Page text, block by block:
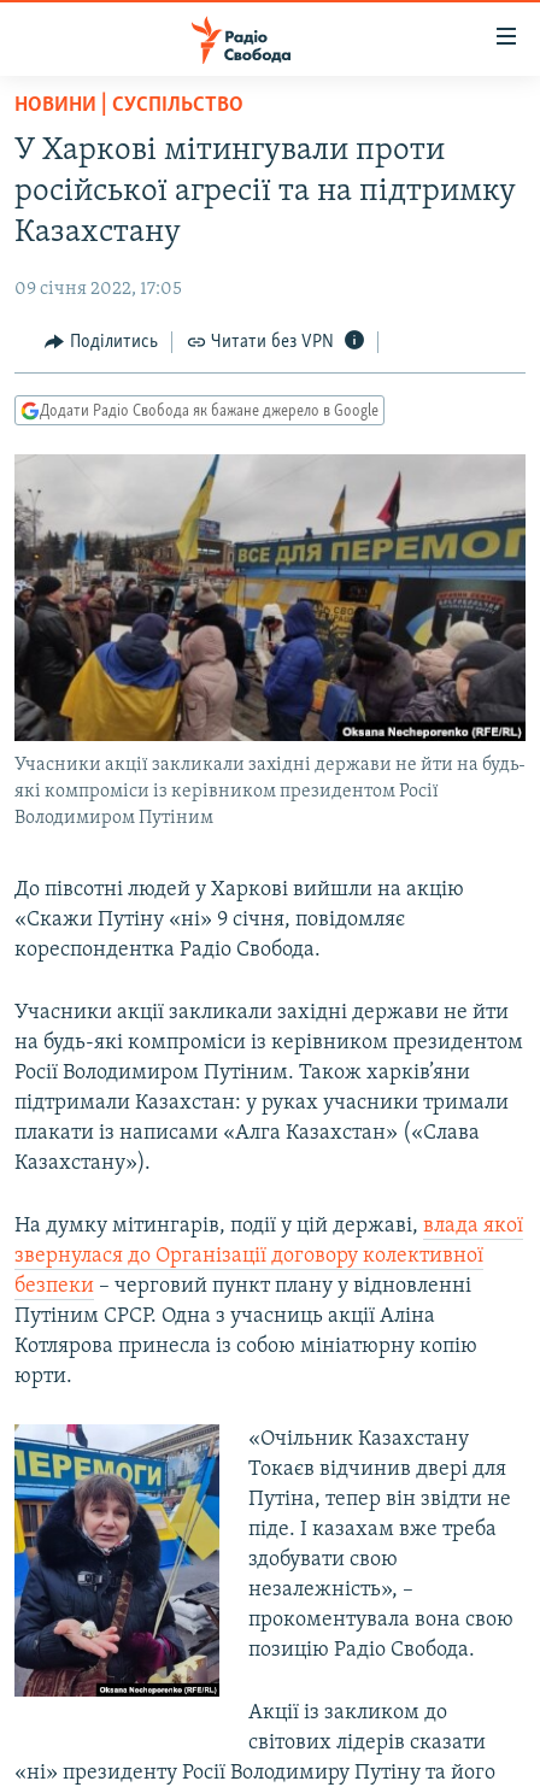
Перейти
основного
матеріалу
Перейти
до
основної
Перейти
до
пошуку
ВСЕ ЗА ДОБУ
СТАТТІ
СУСПІЛЬСТВО
РОСІЙСЬКА «ФІЛЬТРАЦІЯ»
ДОНБАС.РЕАЛІЇ
ТИ ЯК?
КИТАЙ.ВИКЛИКИ
МУЛЬТИМЕДІА
ФОТО
СПЕЦПРОЄКТИ
ПОДКАСТИ
КРИМ РЕАЛІЇ
РУС
УКР
КТАТ
Усі сайти RFE/RL
НОВИНИ | СУСПІЛЬСТВО
У Харкові мітингували проти
російської агресії та на підтримку
Казахстану
09 січня 2022, 17:05
Поділитись Читати без VPN
Додати Радіо Свобода як бажане джерело в Google
Учасники акції закликали західні держави не йти на будь-
які компроміси із керівником президентом Росії
Володимиром Путіним
До півсотні людей у Харкові вийшли на акцію
«Скажи Путіну «ні» 9 січня, повідомляє
кореспондентка Радіо Свобода.
Учасники акції закликали західні держави не йти
на будь-які компроміси із керівником президентом
Росії Володимиром Путіним. Також харків’яни
підтримали Казахстан: у руках учасники тримали
плакати із написами «Алга Казахстан» («Слава
Казахстану»).
На думку мітингарів, події у цій державі, влада якої
звернулася до Організації договору колективної
безпеки – черговий пункт плану у відновленні
Путіним СРСР. Одна з учасниць акції Аліна
Котлярова принесла із собою мініатюрну копію
юрти.
«Очільник Казахстану
Токаєв відчинив двері для
Путіна, тепер він звідти не
піде. І казахам вже треба
здобувати свою
незалежність», –
прокоментувала вона свою
позицію Радіо Свобода.
Акції із закликом до
світових лідерів сказати
«ні» президенту Росії Володимиру Путіну та його